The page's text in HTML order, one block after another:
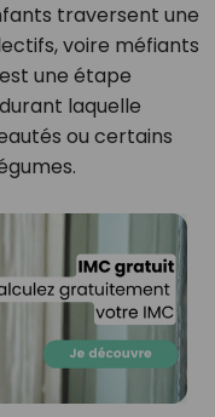
traversent une
voire méfiants
une étape
laquelle
ou certains